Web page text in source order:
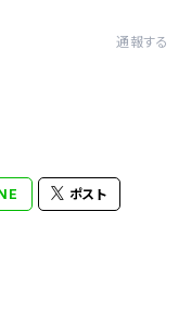
通報する
ポスト